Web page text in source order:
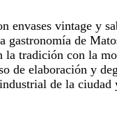
envases vintage y
gastronomía de
la tradición con la
de elaboración y
de la